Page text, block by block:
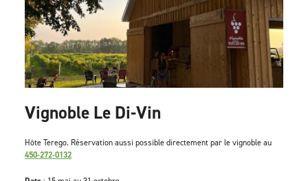
Vignoble Le Di-Vin
Hôte Terego. Réservation aussi possible directement par le vignoble au
450-272-0132